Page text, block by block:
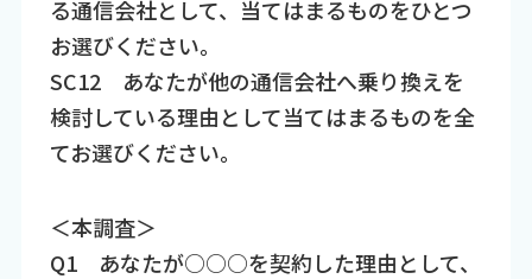
る通信会社として、当てはまるものをひとつ
お選びください。
SC12 あなたが他の通信会社へ乗り換えを
検討している理由として当てはまるものを全
てお選びください。
＜本調査＞
Q1 あなたが○○○を契約した理由として、